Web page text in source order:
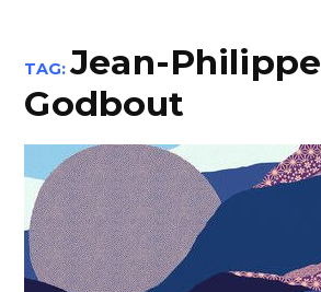
TAG:Jean-Philippe
Godbout